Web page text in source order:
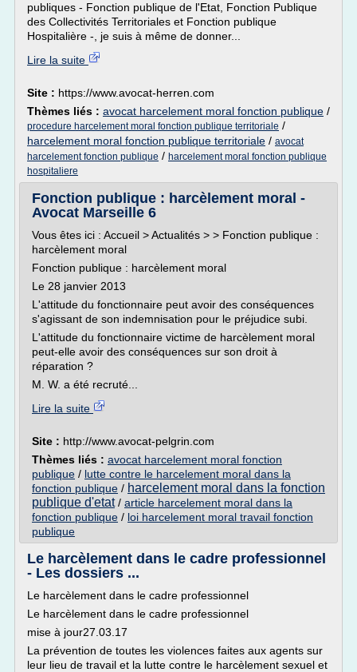
publiques - Fonction publique de l'Etat, Fonction Publique
des Collectivités Territoriales et Fonction publique
Hospitalière -, je suis à même de donner...
Lire la suite
Site : https://www.avocat-herren.com
Thèmes liés : avocat harcelement moral fonction publique /
procedure harcelement moral fonction publique territoriale /
harcelement moral fonction publique territoriale / avocat
harcelement fonction publique / harcelement moral fonction publique
hospitaliere
Fonction publique : harcèlement moral -
Avocat Marseille 6
Vous êtes ici : Accueil > Actualités > > Fonction publique :
harcèlement moral
Fonction publique : harcèlement moral
Le 28 janvier 2013
L'attitude du fonctionnaire peut avoir des conséquences
s'agissant de son indemnisation pour le préjudice subi.
L'attitude du fonctionnaire victime de harcèlement moral
peut-elle avoir des conséquences sur son droit à
réparation ?
M. W. a été recruté...
Lire la suite
Site : http://www.avocat-pelgrin.com
Thèmes liés : avocat harcelement moral fonction
publique / lutte contre le harcelement moral dans la
fonction publique / harcelement moral dans la fonction
publique d'etat/ article harcelement moral dans la
fonction publique / loi harcelement moral travail fonction
publique
Le harcèlement dans le cadre professionnel
- Les dossiers ...
Le harcèlement dans le cadre professionnel
Le harcèlement dans le cadre professionnel
mise à jour27.03.17
La prévention de toutes les violences faites aux agents sur
leur lieu de travail et la lutte contre le harcèlement sexuel et